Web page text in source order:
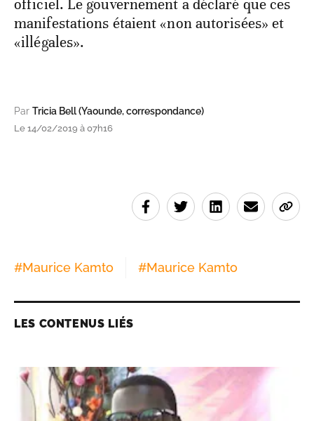
officiel. Le gouvernement a déclaré que ces
manifestations étaient «non autorisées» et
«illégales».
Par Tricia Bell (Yaounde, correspondance)
Le 14/02/2019 à 07h16
#Maurice Kamto #Maurice Kamto
LES CONTENUS LIÉS